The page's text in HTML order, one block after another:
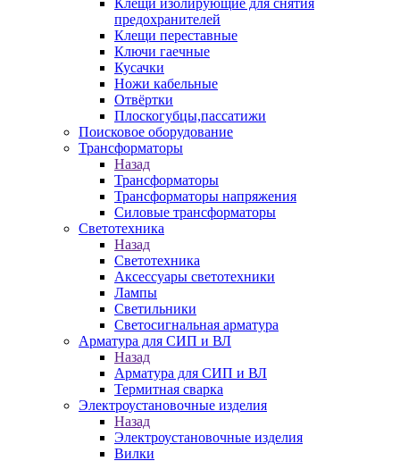
Клещи изолирующие для снятия
предохранителей
Клещи переставные
Ключи гаечные
Кусачки
Ножи кабельные
Отвёртки
Плоскогубцы,пассатижи
Поисковое оборудование
Трансформаторы
Назад
Трансформаторы
Трансформаторы напряжения
Силовые трансформаторы
Светотехника
Назад
Светотехника
Аксессуары светотехники
Лампы
Светильники
Светосигнальная арматура
Арматура для СИП и ВЛ
Назад
Арматура для СИП и ВЛ
Термитная сварка
Электроустановочные изделия
Назад
Электроустановочные изделия
Вилки